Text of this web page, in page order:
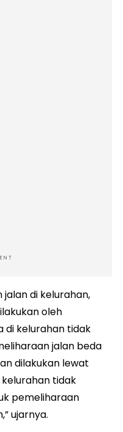
jalan di kelurahan,
oleh
di kelurahan tidak
jalan beda
dilakukan lewat
kelurahan tidak
pemeliharaan
ujarnya.